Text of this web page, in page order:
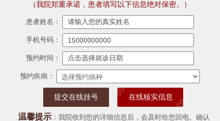
（我院郑重承诺，患者填写以下信息绝对保密。）
患者姓名：
手机号码：
预约时间：
预约疾病：
在线核实信息
温馨提示：我院收到您的详细信息后，会及时给您回电。确认